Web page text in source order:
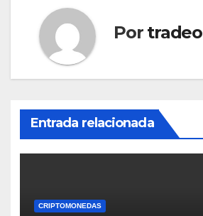
Por tradeo
Entrada relacionada
CRIPTOMONEDAS